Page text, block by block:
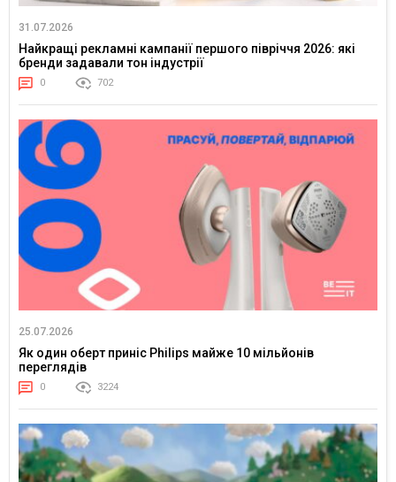
31.07.2026
Найкращі рекламні кампанії першого півріччя 2026: які
бренди задавали тон індустрії
0 702
25.07.2026
Як один оберт приніс Philips майже 10 мільйонів
переглядів
0 3224